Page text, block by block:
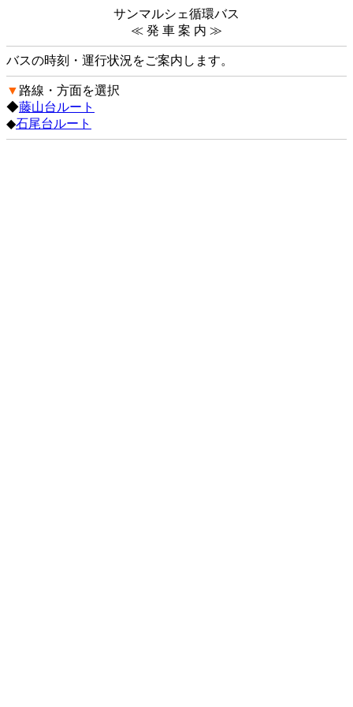
サンマルシェ循環バス
≪ 発 車 案 内 ≫
バスの時刻・運行状況をご案内します。
▼ 路線・方面を選択
◆藤山台ルート
◆石尾台ルート